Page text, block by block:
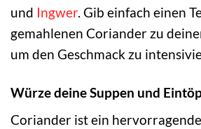
und Ingwer. Gib einfach einen
gemahlenen Coriander zu
um den Geschmack zu
Würze deine Suppen und
Coriander ist ein